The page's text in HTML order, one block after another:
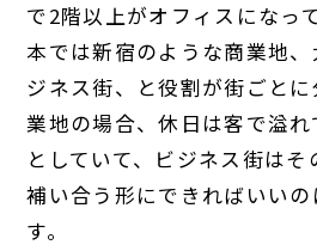
で2階以上がオフィスになっ
本では新宿のような商業地
ジネス街、と役割が街ごと
業地の場合、休日は客で溢
としていて、ビジネス街はそ
補い合う形にできればいい
す。